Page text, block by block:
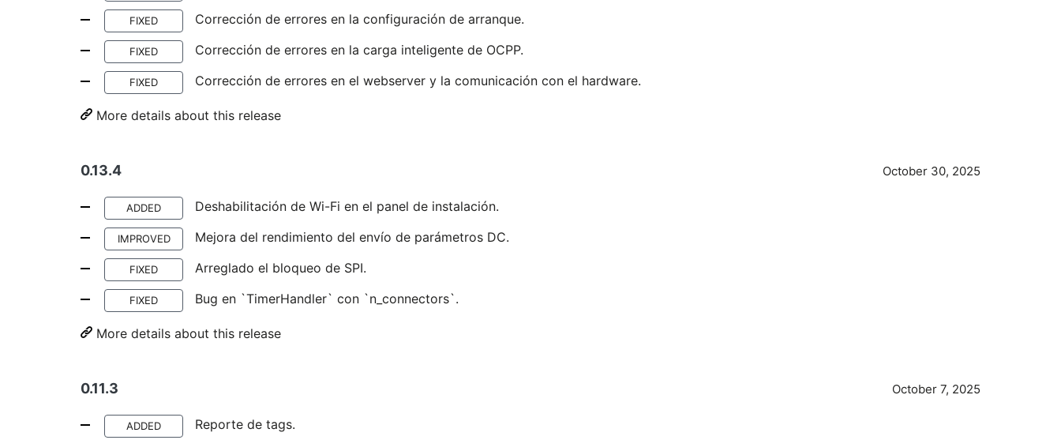
FIXED Corrección de errores en la configuración de arranque.
FIXED Corrección de errores en la carga inteligente de OCPP.
FIXED Corrección de errores en el webserver y la comunicación con el hardware.
More details about this release
0.13.4 October 30, 2025
ADDED Deshabilitación de Wi-Fi en el panel de instalación.
IMPROVED Mejora del rendimiento del envío de parámetros DC.
FIXED Arreglado el bloqueo de SPI.
FIXED Bug en `TimerHandler` con `n_connectors`.
More details about this release
0.11.3 October 7, 2025
ADDED Reporte de tags.